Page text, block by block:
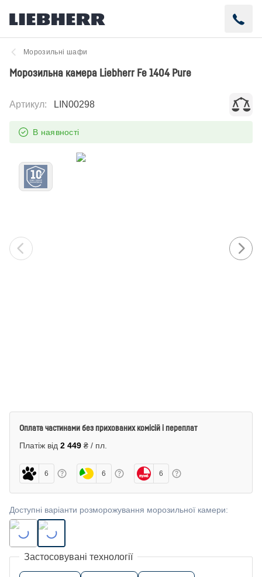
Морозильні шафи
Морозильна камера Liebherr Fe 1404 Pure
Артикул: LIN00298
В наявності
Оплата частинами без прихованих комісій і переплат
Платіж від 2 449 ₴ / пл.
6 6 6
Доступні варіанти розморожування морозильної камери:
Застосовувані технології